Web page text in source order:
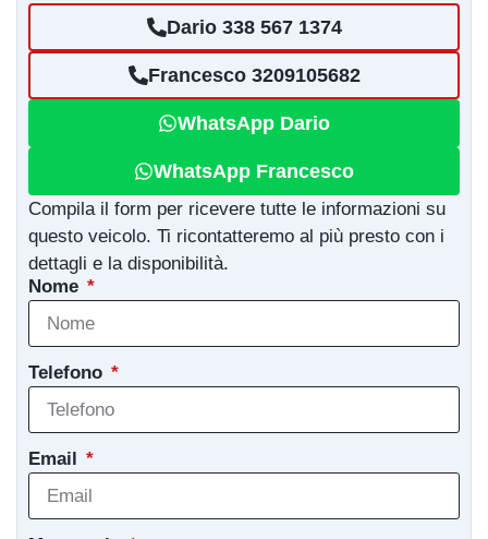
Dario 338 567 1374
Francesco 3209105682
WhatsApp Dario
WhatsApp Francesco
Compila il form per ricevere tutte le informazioni su
questo veicolo. Ti ricontatteremo al più presto con i
dettagli e la disponibilità.
Nome
Telefono
Email